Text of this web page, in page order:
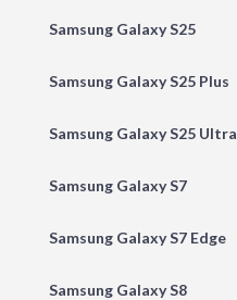
Samsung Galaxy S25
Samsung Galaxy S25 Plus
Samsung Galaxy S25 Ultra
Samsung Galaxy S7
Samsung Galaxy S7 Edge
Samsung Galaxy S8